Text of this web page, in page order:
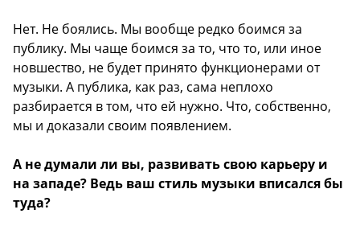
Нет. Не боялись. Мы вообще редко боимся за
публику. Мы чаще боимся за то, что то, или иное
новшество, не будет принято функционерами от
музыки. А публика, как раз, сама неплохо
разбирается в том, что ей нужно. Что, собственно,
мы и доказали своим появлением.
А не думали ли вы, развивать свою карьеру и
на западе? Ведь ваш стиль музыки вписался бы
туда?